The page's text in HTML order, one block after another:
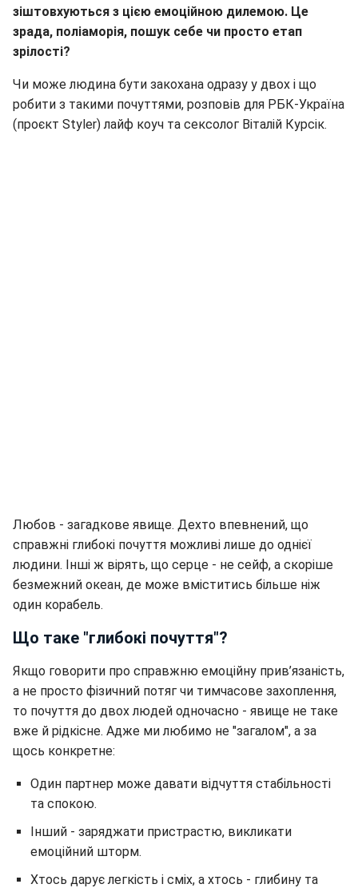
зіштовхуються з цією емоційною дилемою. Це
зрада, поліаморія, пошук себе чи просто етап
зрілості?
Чи може людина бути закохана одразу у двох і що
робити з такими почуттями, розповів для РБК-Україна
(проєкт Styler) лайф коуч та сексолог Віталій Курсік.
Любов - загадкове явище. Дехто впевнений, що
справжні глибокі почуття можливі лише до однієї
людини. Інші ж вірять, що серце - не сейф, а скоріше
безмежний океан, де може вміститись більше ніж
один корабель.
Що таке "глибокі почуття"?
Якщо говорити про справжню емоційну прив’язаність,
а не просто фізичний потяг чи тимчасове захоплення,
то почуття до двох людей одночасно - явище не таке
вже й рідкісне. Адже ми любимо не "загалом", а за
щось конкретне:
Один партнер може давати відчуття стабільності
та спокою.
Інший - заряджати пристрастю, викликати
емоційний шторм.
Хтось дарує легкість і сміх, а хтось - глибину та